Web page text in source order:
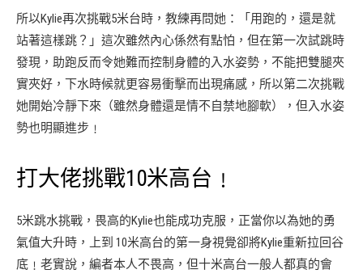
所以Kylie再次挑戰5米台時，教練再問她：「用跑的，還是就
站著這樣跳？」這次雖然內心係然有點怕，但在第一次試跳時
發現，助跑反而令她難而控制身體的入水姿勢，不能把雙腿夾
實夾好，下水時候就更容易衝擊而出現痛感，所以第二次挑戰
她開始冷靜下來（雖然身體還是情不自禁地腳軟），但入水姿
勢也明顯進步﹗
打大佬挑戰10米高台﹗
5米跳水挑戰，畏高的Kylie也能成功克服，正當你以為她的勇
氣值大升時，上到 10米高台的第一身視覺卻將Kylie重新拉回谷
底﹗老實說，編者本人不畏高，但十米高台一般人都真的會